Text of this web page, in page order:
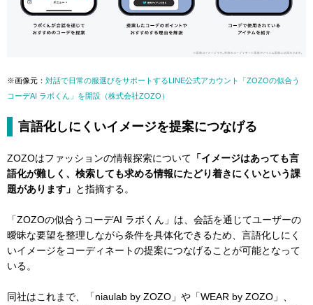
※画像元： 対話で日常の服選びをサポートするLINE公式アカウント「ZOZOの似合う
コーデAI ラボくん」を開設（株式会社ZOZO）
言語化しにくいイメージを提案につなげる
ZOZOはファッションの情報探索について 「イメージはあっても言
語化が難しく、検索しても求める情報にたどり着きにくいという課
題があります」 と指摘する。
「ZOZOの似合うコーデAI ラボくん」は、会話を通じてユーザーの
曖昧な要望を整理しながら条件を具体化できるため、言語化しにく
いイメージをコーディネートの提案につなげることが可能となって
いる。
同社はこれまで、「niaulab by ZOZO」や「WEAR by ZOZO」、